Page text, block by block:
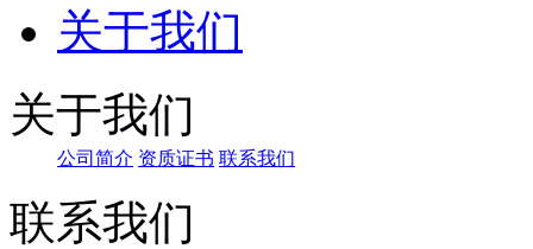
关于我们
关于我们
公司简介 资质证书 联系我们
联系我们